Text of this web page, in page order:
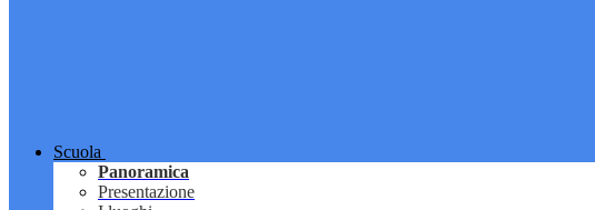
Scuola
Panoramica
Presentazione